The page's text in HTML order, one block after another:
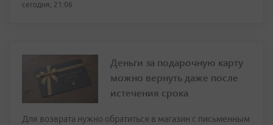
сегодня, 21:06
Деньги за подарочную карту
можно вернуть даже после
истечения срока
Для возврата нужно обратиться в магазин с письменным